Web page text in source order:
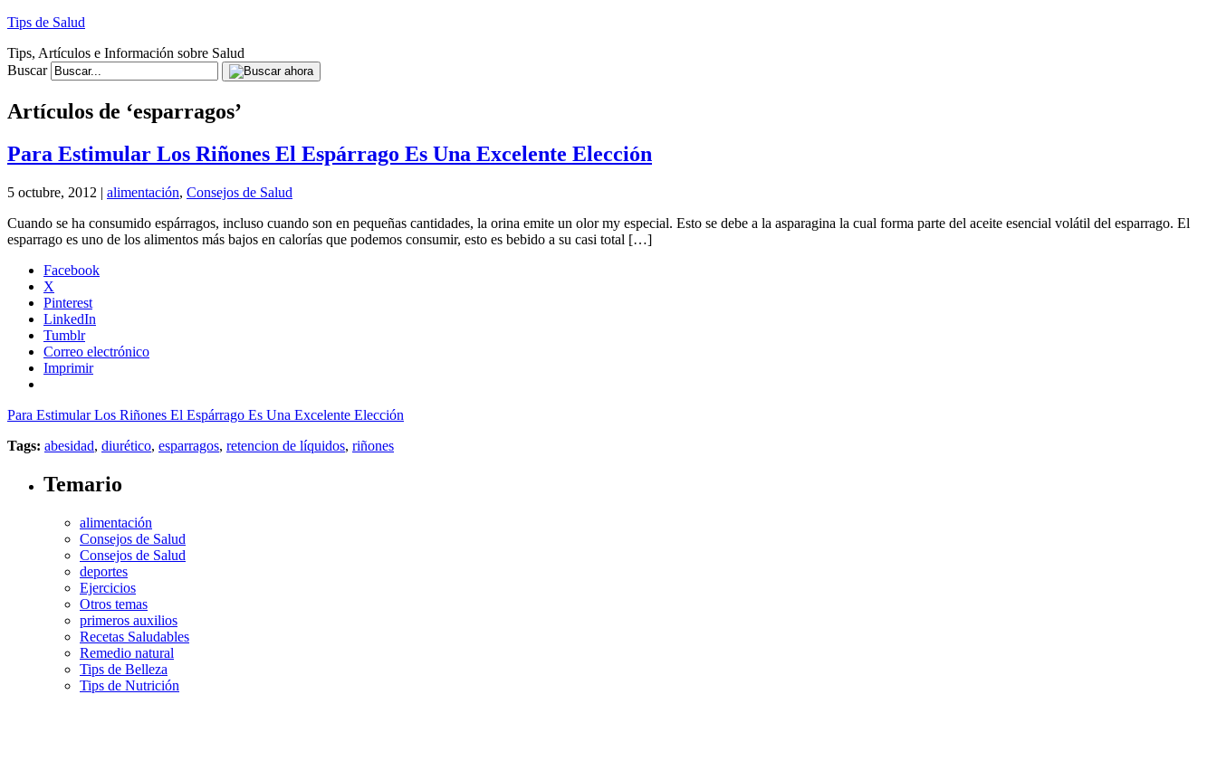
Tips de Salud
Tips, Artículos e Información sobre Salud
Buscar
Artículos de ‘esparragos’
Para Estimular Los Riñones El Espárrago Es Una Excelente Elección
5 octubre, 2012 | alimentación, Consejos de Salud
Cuando se ha consumido espárragos, incluso cuando son en pequeñas cantidades, la orina emite un olor my especial. Esto se debe a la asparagina la cual forma parte del aceite esencial volátil del esparrago. El
esparrago es uno de los alimentos más bajos en calorías que podemos consumir, esto es bebido a su casi total […]
Facebook
X
Pinterest
LinkedIn
Tumblr
Correo electrónico
Imprimir
Para Estimular Los Riñones El Espárrago Es Una Excelente Elección
Tags: abesidad, diurético, esparragos, retencion de líquidos, riñones
Temario
alimentación
Consejos de Salud
Consejos de Salud
deportes
Ejercicios
Otros temas
primeros auxilios
Recetas Saludables
Remedio natural
Tips de Belleza
Tips de Nutrición